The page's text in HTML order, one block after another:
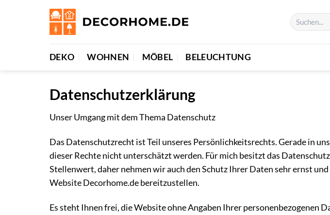
DEKO WOHNEN MÖBEL BELEUCHTUNG
Datenschutzerklärung
Unser Umgang mit dem Thema Datenschutz
Das Datenschutzrecht ist Teil unseres Persönlichkeitsrechts. Gerade in
dieser Rechte nicht unterschätzt werden. Für mich besitzt das
Stellenwert, daher nehmen wir auch den Schutz Ihrer Daten sehr ernst
Website Decorhome.de bereitzustellen.
Es steht Ihnen frei, die Website ohne Angaben Ihrer personenbezogenen